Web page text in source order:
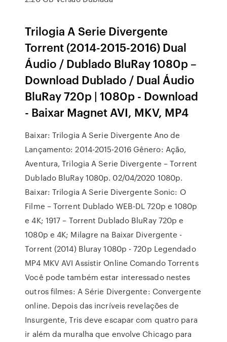
Trilogia A Serie Divergente
Torrent (2014-2015-2016) Dual
Áudio / Dublado BluRay 1080p –
Download Dublado / Dual Áudio
BluRay 720p | 1080p - Download
- Baixar Magnet AVI, MKV, MP4
Baixar: Trilogia A Serie Divergente Ano de
Lançamento: 2014-2015-2016 Gênero: Ação,
Aventura, Trilogia A Serie Divergente – Torrent
Dublado BluRay 1080p. 02/04/2020 1080p.
Baixar: Trilogia A Serie Divergente Sonic: O
Filme – Torrent Dublado WEB-DL 720p e 1080p
e 4K; 1917 – Torrent Dublado BluRay 720p e
1080p e 4K; Milagre na Baixar Divergente -
Torrent (2014) Bluray 1080p - 720p Legendado
MP4 MKV AVI Assistir Online Comando Torrents
Você pode também estar interessado nestes
outros filmes: A Série Divergente: Convergente
online. Depois das incríveis revelações de
Insurgente, Tris deve escapar com quatro para
ir além da muralha que envolve Chicago para